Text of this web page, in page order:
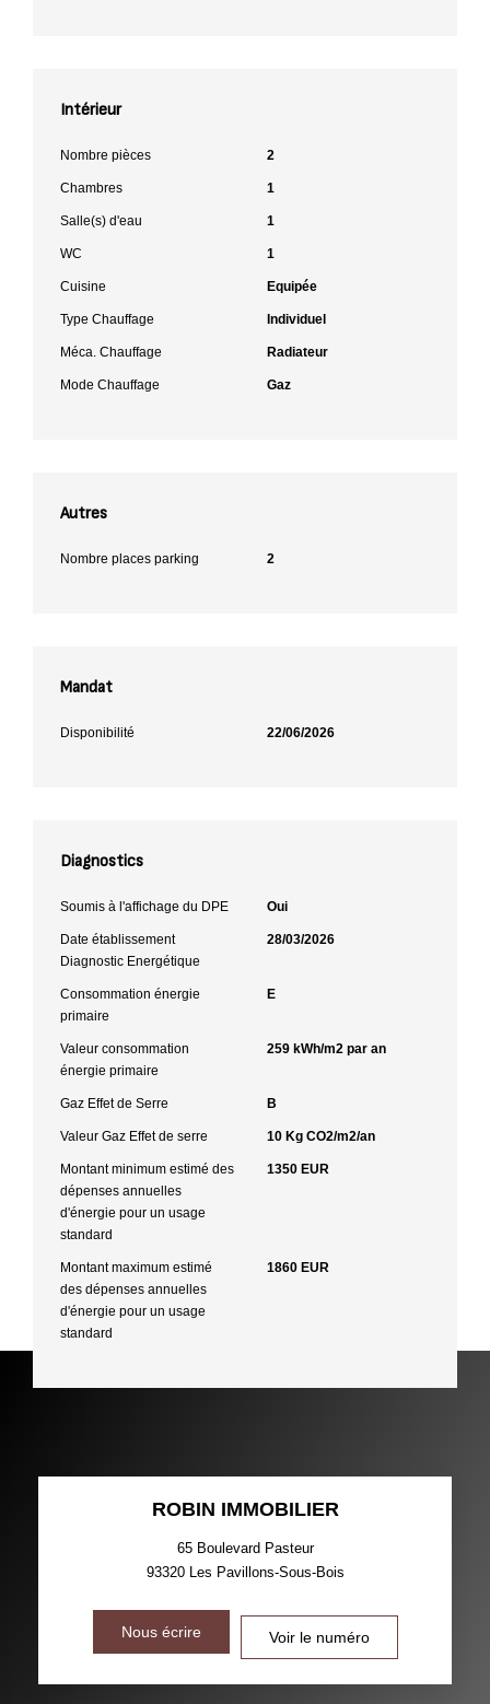
Intérieur
Nombre pièces 2
Chambres 1
Salle(s) d'eau 1
WC 1
Cuisine Equipée
Type Chauffage Individuel
Méca. Chauffage Radiateur
Mode Chauffage Gaz
Autres
Nombre places parking 2
Mandat
Disponibilité 22/06/2026
Diagnostics
Soumis à l'affichage du DPE Oui
Date établissement
Diagnostic Energétique
28/03/2026
Consommation énergie
primaire
E
Valeur consommation
énergie primaire
259 kWh/m2 par an
Gaz Effet de Serre B
Valeur Gaz Effet de serre 10 Kg CO2/m2/an
Montant minimum estimé des
dépenses annuelles
d'énergie pour un usage
standard
1350 EUR
Montant maximum estimé
des dépenses annuelles
d'énergie pour un usage
standard
1860 EUR
ROBIN IMMOBILIER
65 Boulevard Pasteur
93320 Les Pavillons-Sous-Bois
Nous écrire Voir le numéro